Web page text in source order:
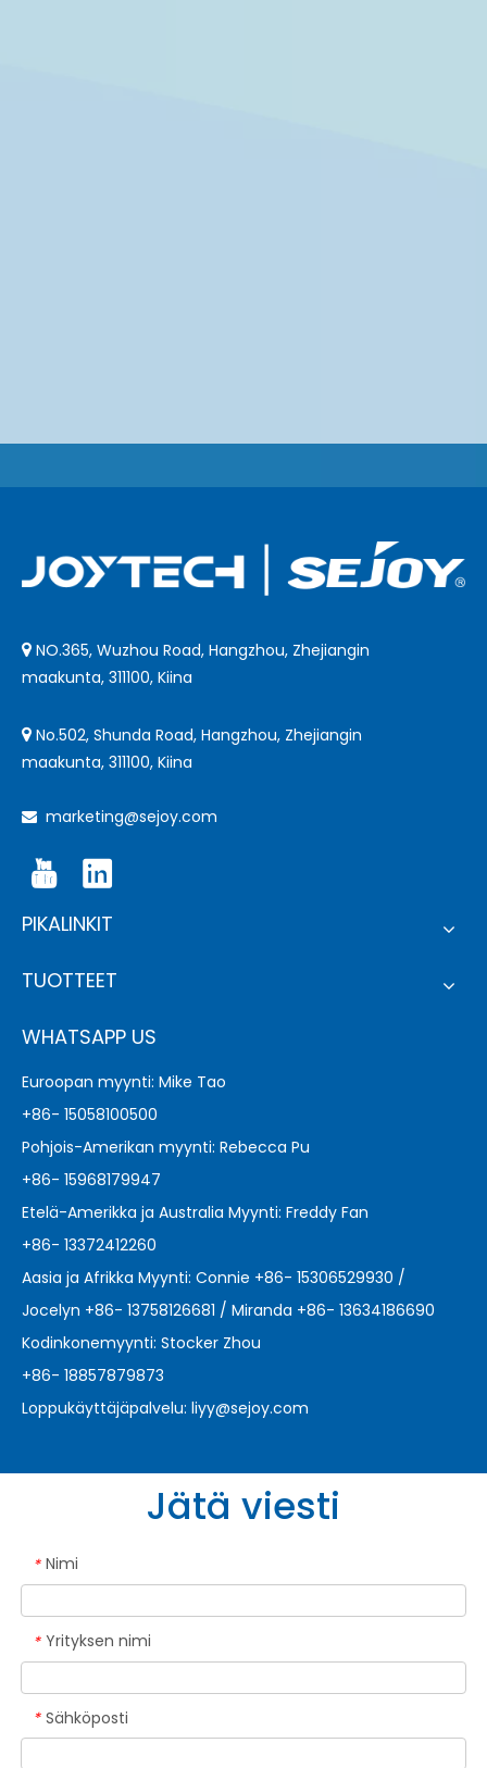
 NO.365, Wuzhou Road, Hangzhou, Zhejiangin
maakunta, 311100, Kiina
 No.502, Shunda Road, Hangzhou, Zhejiangin
maakunta, 311100, Kiina
 marketing@sejoy.com
PIKALINKIT
TUOTTEET
WHATSAPP US
Euroopan myynti: Mike Tao
+86- 15058100500
Pohjois-Amerikan myynti: Rebecca Pu
+86- 15968179947
Etelä-Amerikka ja Australia Myynti: Freddy Fan
+86- 13372412260
Aasia ja Afrikka Myynti: Connie +86- 15306529930 /
Jocelyn +86- 13758126681 / Miranda +86- 13634186690
Kodinkonemyynti: Stocker Zhou
+86- 18857879873
Loppukäyttäjäpalvelu: liyy@sejoy.com
Jätä viesti
* Nimi
* Yrityksen nimi
* Sähköposti